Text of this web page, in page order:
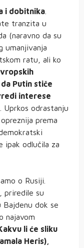
i dobitnika
tranzita u
(naravno da su
umanjivanja
ratu, ali ko
Putin stiče
interese
. Uprkos odrastanju
prema
ipak odlučila za
o Rusiji.
priredile su
Bajdenu dok se
najavom
li će sliku
Heris),